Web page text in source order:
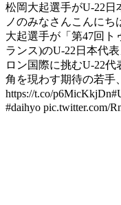
松岡大起選手がU-22日
ノのみなさんこんにち
大起選手が「第47回ト
ランス)のU-22日本代
ロン国際に挑むU-22
角を現わす期待の若手
https://t.co/
#daihyo pic.twitter.com/